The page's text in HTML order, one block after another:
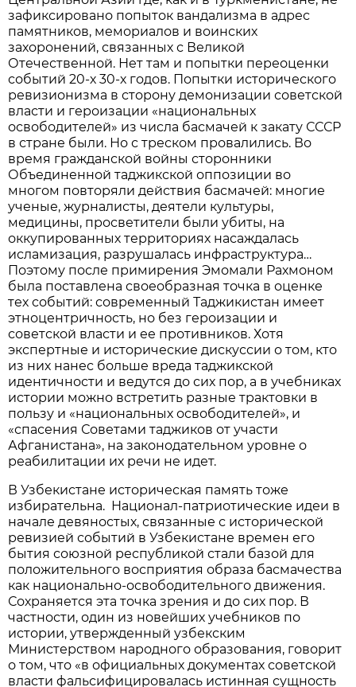
зафиксировано попыток вандализма в адрес
памятников, мемориалов и воинских
захоронений, связанных с Великой
Отечественной. Нет там и попытки переоценки
событий 20-х 30-х годов. Попытки исторического
ревизионизма в сторону демонизации советской
власти и героизации «национальных
освободителей» из числа басмачей к закату СССР
в стране были. Но с треском провалились. Во
время гражданской войны сторонники
Объединенной таджикской оппозиции во
многом повторяли действия басмачей: многие
ученые, журналисты, деятели культуры,
медицины, просветители были убиты, на
оккупированных территориях насаждалась
исламизация, разрушалась инфраструктура…
Поэтому после примирения Эмомали Рахмоном
была поставлена своеобразная точка в оценке
тех событий: современный Таджикистан имеет
этноцентричность, но без героизации и
советской власти и ее противников. Хотя
экспертные и исторические дискуссии о том, кто
из них нанес больше вреда таджикской
идентичности и ведутся до сих пор, а в учебниках
истории можно встретить разные трактовки в
пользу и «национальных освободителей», и
«спасения Советами таджиков от участи
Афганистана», на законодательном уровне о
реабилитации их речи не идет.
В Узбекистане историческая память тоже
избирательна. Национал-патриотические идеи в
начале девяностых, связанные с исторической
ревизией событий в Узбекистане времен его
бытия союзной республикой стали базой для
положительного восприятия образа басмачества
как национально-освободительного движения.
Сохраняется эта точка зрения и до сих пор. В
частности, один из новейших учебников по
истории, утвержденный узбекским
Министерством народного образования, говорит
о том, что «в официальных документах советской
власти фальсифицировалась истинная сущность